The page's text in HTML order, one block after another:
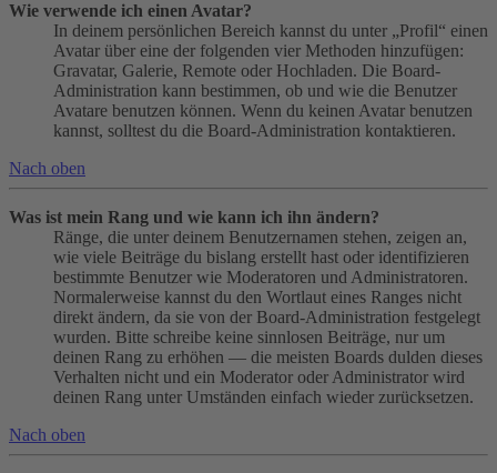
Wie verwende ich einen Avatar?
In deinem persönlichen Bereich kannst du unter „Profil“ einen
Avatar über eine der folgenden vier Methoden hinzufügen:
Gravatar, Galerie, Remote oder Hochladen. Die Board-
Administration kann bestimmen, ob und wie die Benutzer
Avatare benutzen können. Wenn du keinen Avatar benutzen
kannst, solltest du die Board-Administration kontaktieren.
Nach oben
Was ist mein Rang und wie kann ich ihn ändern?
Ränge, die unter deinem Benutzernamen stehen, zeigen an,
wie viele Beiträge du bislang erstellt hast oder identifizieren
bestimmte Benutzer wie Moderatoren und Administratoren.
Normalerweise kannst du den Wortlaut eines Ranges nicht
direkt ändern, da sie von der Board-Administration festgelegt
wurden. Bitte schreibe keine sinnlosen Beiträge, nur um
deinen Rang zu erhöhen — die meisten Boards dulden dieses
Verhalten nicht und ein Moderator oder Administrator wird
deinen Rang unter Umständen einfach wieder zurücksetzen.
Nach oben